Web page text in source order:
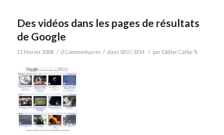
Des vidéos dans les pages de résultats
de Google
21 février 2008 / 0 Commentaires / dans SEO / SEM / par Didier Calloc'h